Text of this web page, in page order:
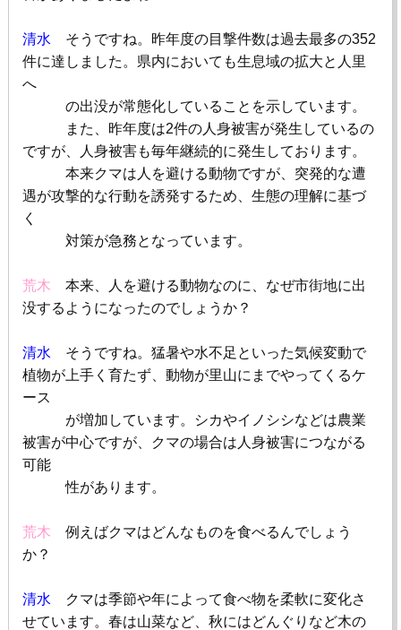
清水 そうですね。昨年度の目撃件数は過去最多の352
件に達しました。県内においても生息域の拡大と人里
へ
の出没が常態化していることを示しています。
また、昨年度は2件の人身被害が発生しているの
ですが、人身被害も毎年継続的に発生しております。
本来クマは人を避ける動物ですが、突発的な遭
遇が攻撃的な行動を誘発するため、生態の理解に基づ
く
対策が急務となっています。
荒木 本来、人を避ける動物なのに、なぜ市街地に出
没するようになったのでしょうか？
清水 そうですね。猛暑や水不足といった気候変動で
植物が上手く育たず、動物が里山にまでやってくるケ
ース
が増加しています。シカやイノシシなどは農業
被害が中心ですが、クマの場合は人身被害につながる
可能
性があります。
荒木 例えばクマはどんなものを食べるんでしょう
か？
清水 クマは季節や年によって食べ物を柔軟に変化さ
せています。春は山菜など、秋にはどんぐりなど木の